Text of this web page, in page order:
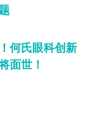
何氏眼科创新
面世！